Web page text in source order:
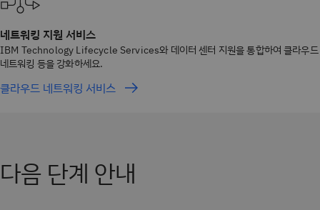
네트워킹 지원 서비스
IBM Technology Lifecycle Services와 데이터 센터 지원을 통합하여 클라우드
네트워킹 등을 강화하세요.
클라우드 네트워킹 서비스
다음 단계 안내